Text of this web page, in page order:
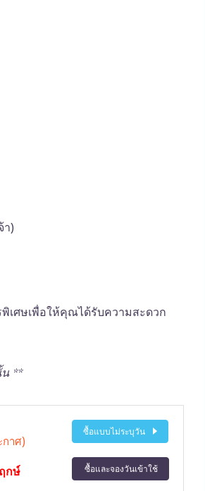
า)
เศษเพื่อให้คุณได้รับความสะดวก
น **
กาศ)
กษ์
ซื้อแบบไม่ระบุวัน
ซื้อและจองวันเข้าใช้